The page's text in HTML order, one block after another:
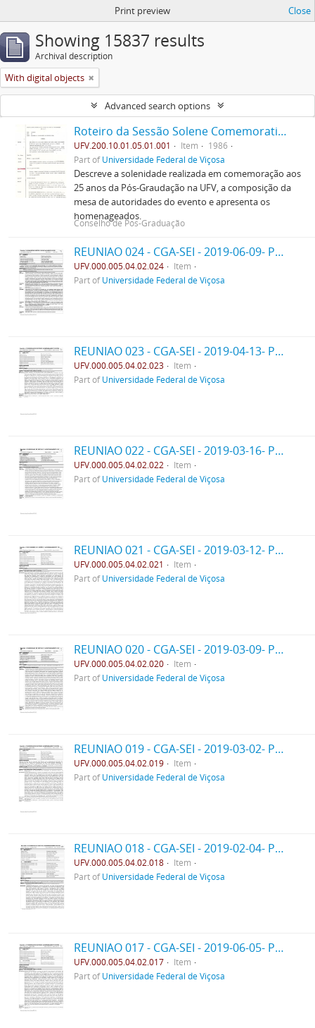
Print preview Close
Showing 15837 results
Archival description
With digital objects
Advanced search options
Roteiro da Sessão Solene Comemorativa do Jubileu de Prata da Pós-Graduação na U.F.V.
UFV.200.10.01.05.01.001 Item
1986
Part ofUniversidade Federal de Viçosa
Descreve a solenidade realizada em comemoração aos
25 anos da Pós-Graudação na UFV, a composição da
mesa de autoridades do evento e apresenta os
homenageados.
Conselho de Pós-Graduação
REUNIAO 024 - CGA-SEI - 2019-06-09- PPO
UFV.000.005.04.02.024
Item
Part ofUniversidade Federal de Viçosa
REUNIAO 023 - CGA-SEI - 2019-04-13- PPO
UFV.000.005.04.02.023
Item
Part ofUniversidade Federal de Viçosa
REUNIAO 022 - CGA-SEI - 2019-03-16- PPO
UFV.000.005.04.02.022
Item
Part ofUniversidade Federal de Viçosa
REUNIAO 021 - CGA-SEI - 2019-03-12- PPO
UFV.000.005.04.02.021
Item
Part ofUniversidade Federal de Viçosa
REUNIAO 020 - CGA-SEI - 2019-03-09- PPO
UFV.000.005.04.02.020
Item
Part ofUniversidade Federal de Viçosa
REUNIAO 019 - CGA-SEI - 2019-03-02- PPO
UFV.000.005.04.02.019
Item
Part ofUniversidade Federal de Viçosa
REUNIAO 018 - CGA-SEI - 2019-02-04- PPO
UFV.000.005.04.02.018
Item
Part ofUniversidade Federal de Viçosa
REUNIAO 017 - CGA-SEI - 2019-06-05- PPO
UFV.000.005.04.02.017
Item
Part ofUniversidade Federal de Viçosa